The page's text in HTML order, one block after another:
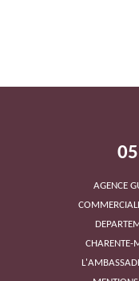
AGENCE
CHARENTE-